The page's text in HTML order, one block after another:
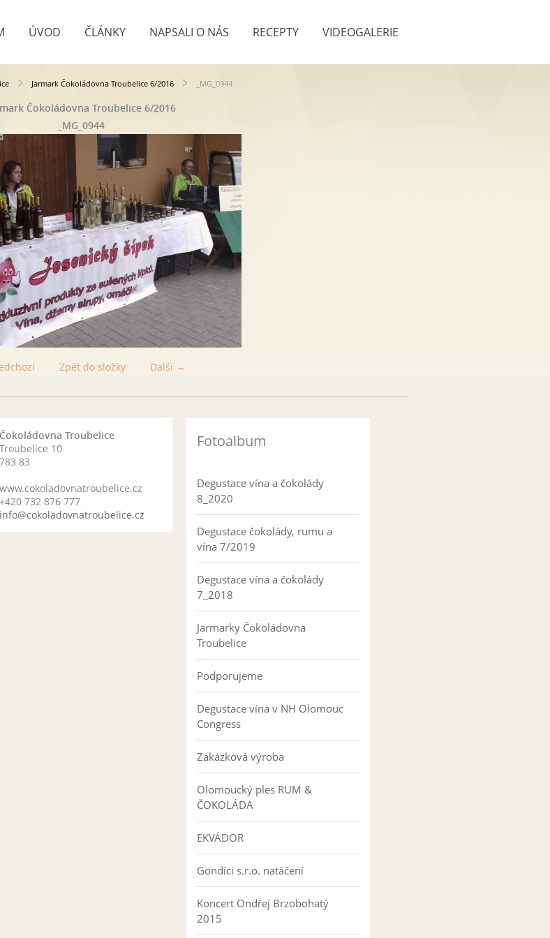
ÚVOD ČLÁNKY NAPSALI O NÁS RECEPTY VIDEOGALERIE
Jarmark Čokoládovna Troubelice 6/2016 _MG_0944
Čokoládovna Troubelice 6/2016
_MG_0944
Další →
Zpět do složky
Čokoládovna Troubelice
Troubelice 10
783 83
www.cokoladovnatroubelice.cz
+420 732 876 777
info@cokoladovnatroubelice.cz
Fotoalbum
Degustace vína a čokolády
8_2020
Degustace čokolády, rumu a
vína 7/2019
Degustace vína a čokolády
7_2018
Jarmarky Čokoládovna
Troubelice
Podporujeme
Degustace vína v NH Olomouc
Congress
Zakázková výroba
Olomoucký ples RUM &
ČOKOLÁDA
EKVÁDOR
Gondíci s.r.o. natáčení
Koncert Ondřej Brzobohatý
2015